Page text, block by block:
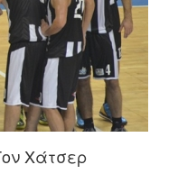
Χάτσερ